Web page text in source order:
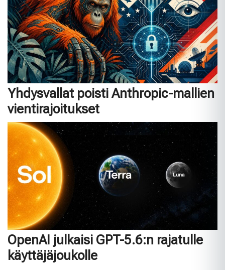
Yhdysvallat poisti Anthropic-mallien
vientirajoitukset
OpenAI julkaisi GPT-5.6:n rajatulle
käyttäjäjoukolle